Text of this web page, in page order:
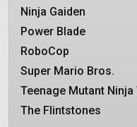
Ninja Gaiden
Power Blade
RoboCop
Super Mario Bros.
Teenage Mutant Ninja
The Flintstones